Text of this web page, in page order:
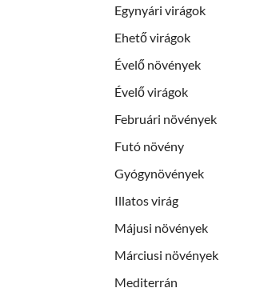
Egynyári virágok
Ehető virágok
Évelő növények
Évelő virágok
Februári növények
Futó növény
Gyógynövények
Illatos virág
Májusi növények
Márciusi növények
Mediterrán